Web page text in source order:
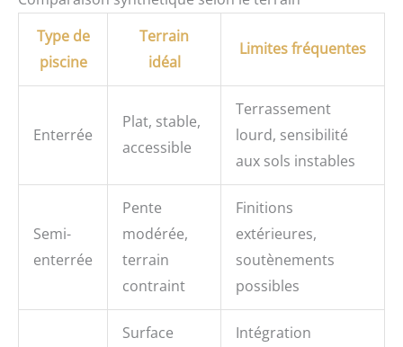
Type de
piscine
Terrain
idéal
Limites fréquentes
Enterrée
Plat, stable,
accessible
Terrassement
lourd, sensibilité
aux sols instables
Semi-
enterrée
Pente
modérée,
terrain
contraint
Finitions
extérieures,
soutènements
possibles
Surface
Intégration